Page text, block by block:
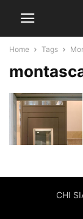
Home Tags
CHI